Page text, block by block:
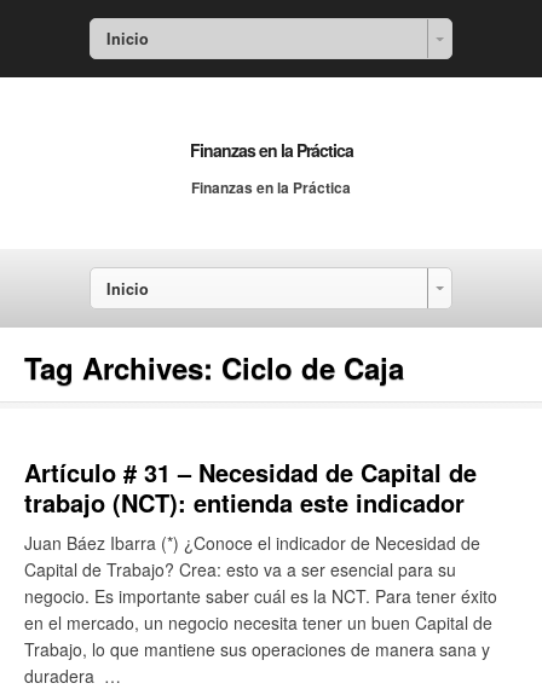
Inicio
Finanzas en la Práctica
Finanzas en la Práctica
Inicio
Tag Archives: Ciclo de Caja
Artículo # 31 – Necesidad de Capital de
trabajo (NCT): entienda este indicador
Juan Báez Ibarra (*) ¿Conoce el indicador de Necesidad de
Capital de Trabajo? Crea: esto va a ser esencial para su
negocio. Es importante saber cuál es la NCT. Para tener éxito
en el mercado, un negocio necesita tener un buen Capital de
Trabajo, lo que mantiene sus operaciones de manera sana y
duradera …